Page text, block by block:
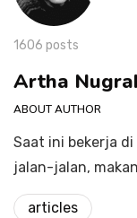
1606 posts
Artha
ABOUT AUTHOR
Saat ini bekerja
jalan-jalan,
articles